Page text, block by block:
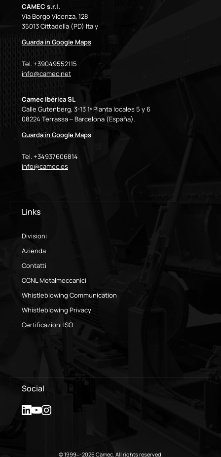
CAMEC s.r.l.
Via Borgo Vicenza, 128
35013 Cittadella (PD) Italy
Guarda in Google Maps
Tel. +39049552115
info@camec.net
Camec Ibérica SL
Calle Gutenberg, 3-13 1ª Planta locales 5 y 6
08224 Terrassa – Barcelona (España).
Guarda in Google Maps
Tel. +34937606814
info@camec.es
Links
Divisioni
Azienda
Contatti
CCNL Metalmeccanici
Whistleblowing Communication
Whistleblowing Privacy
Certificazioni ISO
Social
© 1999–-2026 Camec. All rights reserved.